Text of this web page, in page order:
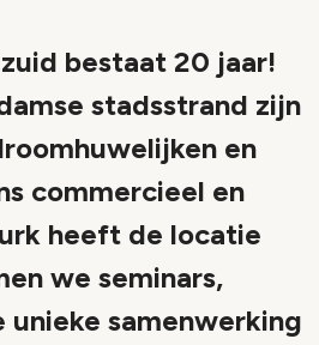
bestaat 20 jaar!
stadsstrand zijn
en
commercieel en
heeft de locatie
we seminars,
unieke samenwerking